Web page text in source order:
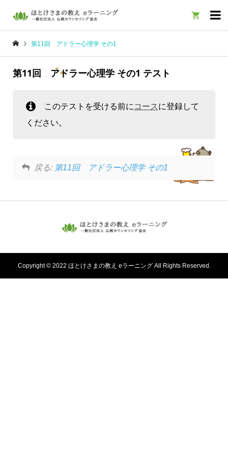

第11回 アドラー心理学 その1
第11回 アドラー心理学 その1 テスト
このテストを受ける前に コース に登録して
ください。
戻る: 第11回 アドラー心理学 その1
Copyright © 2022 ほとけさまの教え eラーニング All Rights Reserved.